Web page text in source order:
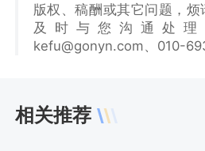
版权、稿酬或其它问题，
及时与您沟通处理
kefu@gonyn.com、010-
相关推荐